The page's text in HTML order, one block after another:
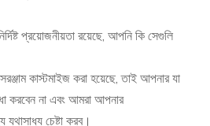
প্রয়োজনীয়তা রয়েছে, আপনি কি সেগুলি
কাস্টমাইজ করা হয়েছে, তাই আপনার যা
করবেন না এবং আমরা আপনার
চেষ্টা করব।